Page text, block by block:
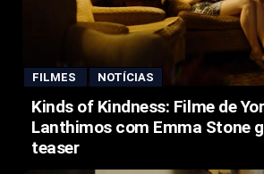
FILMES NOTÍCIAS
Kinds of Kindness: Filme de
Lanthimos com Emma Stone
teaser